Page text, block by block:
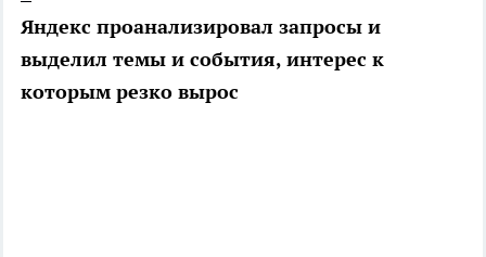
Яндекс проанализировал запросы и
выделил темы и события, интерес к
которым резко вырос